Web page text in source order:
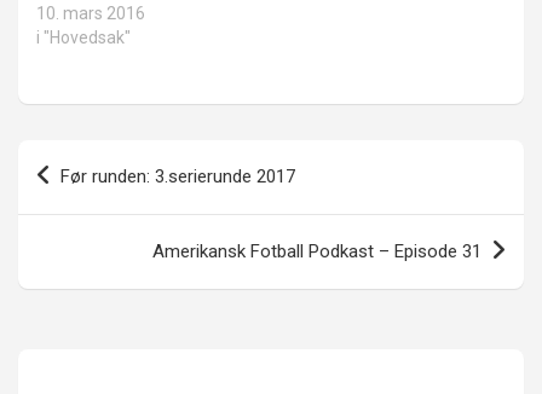
10. mars 2016
i "Hovedsak"
Innleggsnavigasjon
Før runden: 3.serierunde 2017
Amerikansk Fotball Podkast – Episode 31